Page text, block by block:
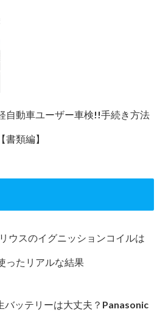
自動車ユーザー車検!!手続き方法
類編】
ウスのイグニッションコイルは
ったリアルな結果
バッテリーは大丈夫？Panasonic